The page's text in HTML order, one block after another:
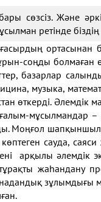
сөзсіз. Және
ретінде
ортасынан
соңды болмаған
базарлар
музыка,
өткерді. Әлемдік
ғалым-
Моңғол
сауда,
арқылы әлемдік
жаһандану
зұлымдығы